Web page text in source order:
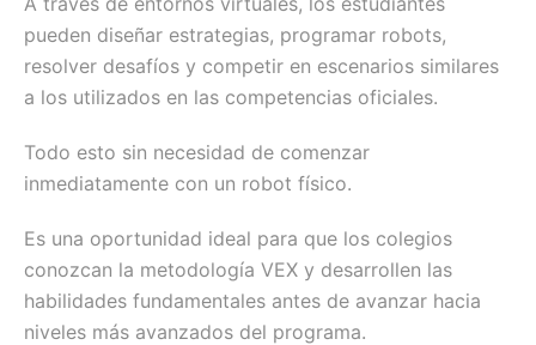
pueden diseñar estrategias, programar robots,
resolver desafíos y competir en escenarios similares
a los utilizados en las competencias oficiales.
Todo esto sin necesidad de comenzar
inmediatamente con un robot físico.
Es una oportunidad ideal para que los colegios
conozcan la metodología VEX y desarrollen las
habilidades fundamentales antes de avanzar hacia
niveles más avanzados del programa.